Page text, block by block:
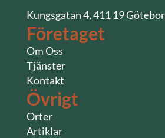
Kungsgatan 4, 411 19
Företaget
Om Oss
Tjänster
Kontakt
Övrigt
Orter
Artiklar